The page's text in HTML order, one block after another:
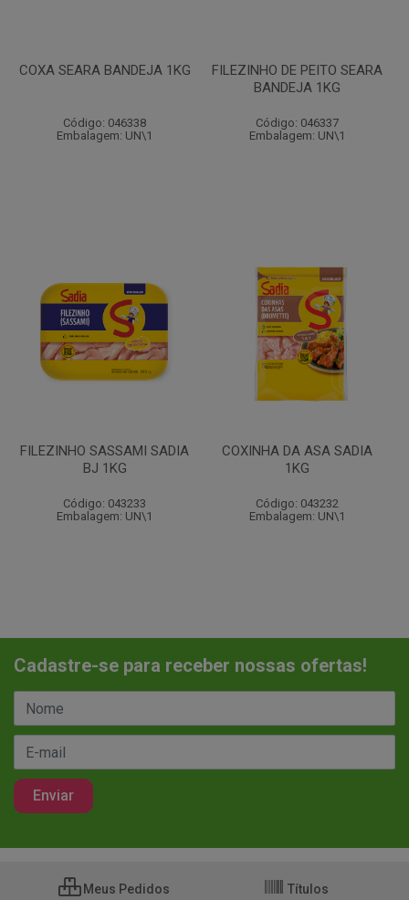
COXA SEARA BANDEJA 1KG
Código: 046338
Embalagem: UN\1
FILEZINHO DE PEITO SEARA
BANDEJA 1KG
Código: 046337
Embalagem: UN\1
FILEZINHO SASSAMI SADIA
BJ 1KG
Código: 043233
Embalagem: UN\1
COXINHA DA ASA SADIA
1KG
Código: 043232
Embalagem: UN\1
Cadastre-se para receber nossas ofertas!
Meus Pedidos Títulos